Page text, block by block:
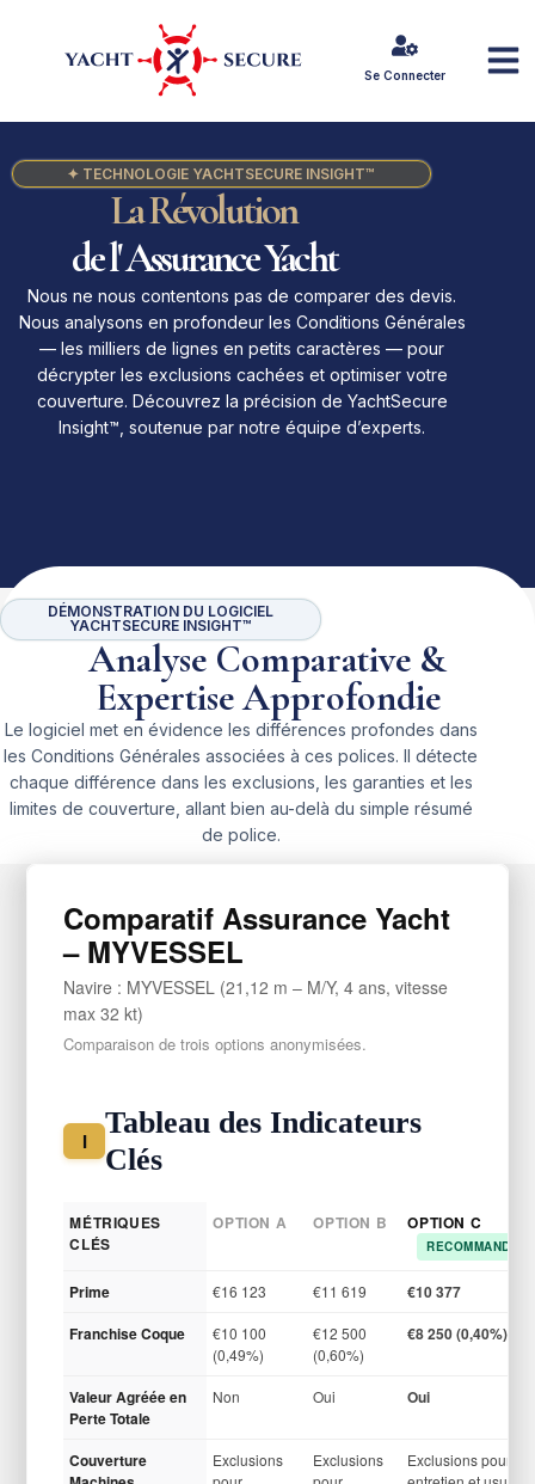
Se Connecter
✦ TECHNOLOGIE YACHTSECURE INSIGHT™
La Révolution
de l' Assurance Yacht
Nous ne nous contentons pas de comparer des devis.
Nous analysons en profondeur les Conditions Générales
— les milliers de lignes en petits caractères — pour
décrypter les exclusions cachées et optimiser votre
couverture. Découvrez la précision de YachtSecure
Insight™, soutenue par notre équipe d’experts.
DÉMONSTRATION DU LOGICIEL
YACHTSECURE INSIGHT™
Analyse Comparative &
Expertise Approfondie
Le logiciel met en évidence les différences profondes dans
les Conditions Générales associées à ces polices. Il détecte
chaque différence dans les exclusions, les garanties et les
limites de couverture, allant bien au-delà du simple résumé
de police.
Comparatif Assurance Yacht
– MYVESSEL
Navire : MYVESSEL (21,12 m – M/Y, 4 ans, vitesse
max 32 kt)
Comparaison de trois options anonymisées.
I
Tableau des Indicateurs
Clés
MÉTRIQUES
CLÉS
OPTION A OPTION B OPTION C
RECOMMANDÉE
Prime €16 123 €11 619
€10 377
Franchise Coque
€10 100
(0,49%)
€12 500
(0,60%)
€8 250 (0,40%)
Valeur Agréée en
Perte Totale
Non Oui Oui
Couverture
Exclusions
Exclusions
Exclusions pour